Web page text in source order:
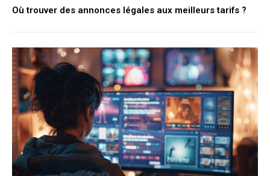
Où trouver des annonces légales aux meilleurs tarifs ?